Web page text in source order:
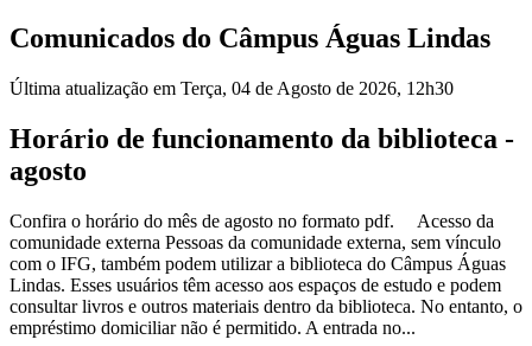
Comunicados do Câmpus Águas Lindas
Última atualização em Terça, 04 de Agosto de 2026, 12h30
Horário de funcionamento da biblioteca -
agosto
Confira o horário do mês de agosto no formato pdf. Acesso da
comunidade externa Pessoas da comunidade externa, sem vínculo
com o IFG, também podem utilizar a biblioteca do Câmpus Águas
Lindas. Esses usuários têm acesso aos espaços de estudo e podem
consultar livros e outros materiais dentro da biblioteca. No entanto, o
empréstimo domiciliar não é permitido. A entrada no...